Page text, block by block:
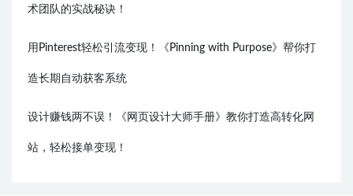
术团队的实战秘诀！
用Pinterest轻松引流变现！《Pinning with Purpose》帮你打
造长期自动获客系统
设计赚钱两不误！《网页设计大师手册》教你打造高转化网
站，轻松接单变现！